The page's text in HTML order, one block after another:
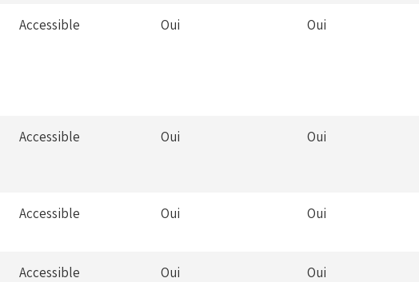
Accessible Oui Oui
Accessible Oui Oui
Accessible Oui Oui
Accessible Oui Oui